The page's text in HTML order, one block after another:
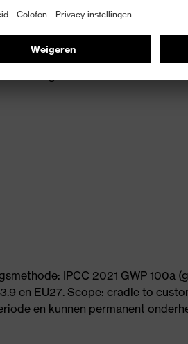
UVA- en UVB-straling tot 400 nm
bronnen met 50 % tot
IPCC 2021 GWP 100a
en EU27. Scope: cradle to
en kunnen permanent